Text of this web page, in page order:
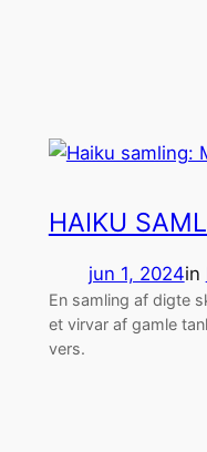
HAIKU
jun 1, 2024in
En samling af digte
et virvar af gamle
vers.